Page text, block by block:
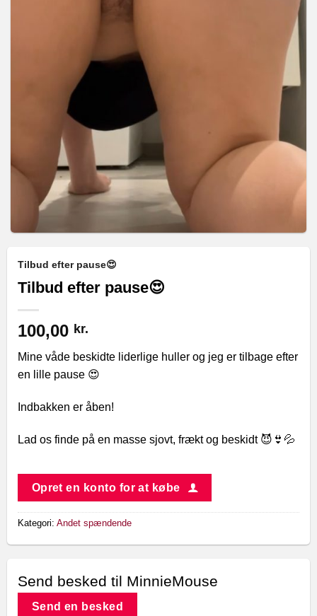
Tilbud efter pause😍
Tilbud efter pause😍
100,00 kr.
Mine våde beskidte liderlige huller og jeg er tilbage efter
en lille pause 😍
Indbakken er åben!
Lad os finde på en masse sjovt, frækt og beskidt 😈👙💦
Opret en konto for at købe
Kategori: Andet spændende
Send besked til MinnieMouse
Send en besked